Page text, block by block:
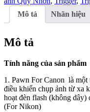
Mô tả
Nhãn hiệu
Mô tả
Tính năng của sản phẩm
1. Pawn For Canon là một
điều khiển chụp ảnh từ xa
hoạt đèn flash (không dây)
(For Nikon)